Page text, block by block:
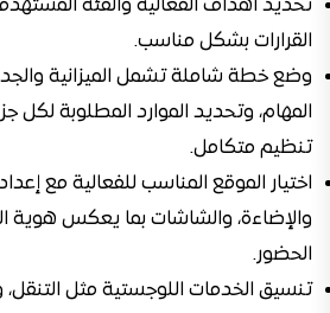
تحديد أهداف الفعالية والفئة
القرارات بشكل مناسب.
وضع خطة شاملة تشمل الميزانية
المهام، وتحديد الموارد المطلوبة لكل
تنظيم متكامل.
اختيار الموقع المناسب للفعالية مع
والإضاءة، والشاشات بما يعكس هوية
الحضور.
تنسيق الخدمات اللوجستية مثل التنقل،